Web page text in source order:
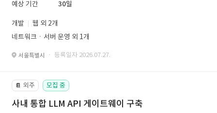
예상 기간
30일
개발
웹 외 2개
네트워크ㆍ서버 운영 외 1개
서울특별시 · 등록일자 2026.07.27.
📔 외주 모집 중
사내 통합 LLM API 게이트웨이 구축